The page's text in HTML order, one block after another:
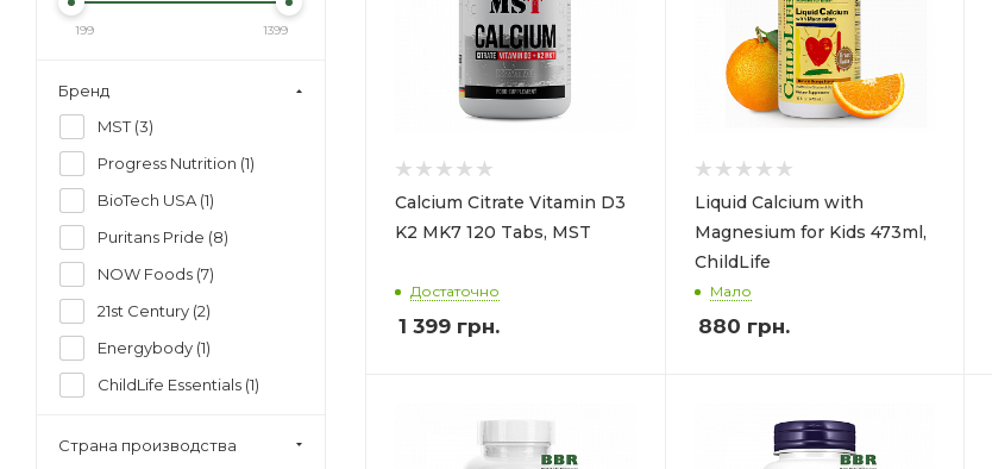
Calcium Citrate Vitamin D3
K2 MK7 120 Tabs, MST
Достаточно
1 399 грн.
Liquid Calcium with
Magnesium for Kids 473ml,
ChildLife
Мало
880 грн.
199 1399
Бренд
MST (3)
Progress Nutrition (1)
BioTech USA (1)
Puritans Pride (8)
NOW Foods (7)
21st Century (2)
Energybody (1)
ChildLife Essentials (1)
Swanson (
Страна производства